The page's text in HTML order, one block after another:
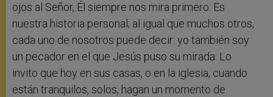
ojos al Señor, Él siempre nos mira primero. Es
nuestra historia personal; al igual que muchos otros,
cada uno de nosotros puede decir: yo también soy
un pecador en el que Jesús puso su mirada. Lo
invito que hoy en sus casas, o en la iglesia, cuando
están tranquilos, solos, hagan un momento de